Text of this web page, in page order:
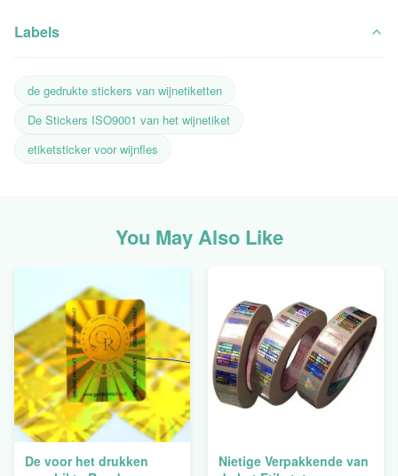
Labels
de gedrukte stickers van wijnetiketten
De Stickers ISO9001 van het wijnetiket
etiketsticker voor wijnfles
You May Also Like
De voor het drukken
Nietige Verpakkende van